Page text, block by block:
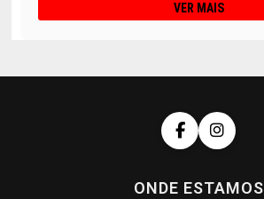
VER MAIS
ONDE ESTAMOS